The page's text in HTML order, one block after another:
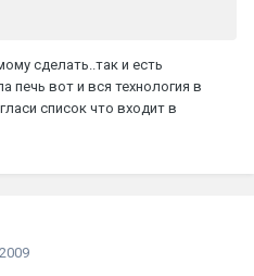
сделать..так и есть
печь вот и вся технология в
список что входит в